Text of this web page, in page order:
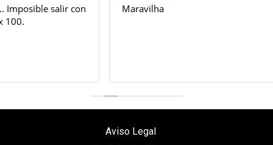
Maravilha
Aviso Legal